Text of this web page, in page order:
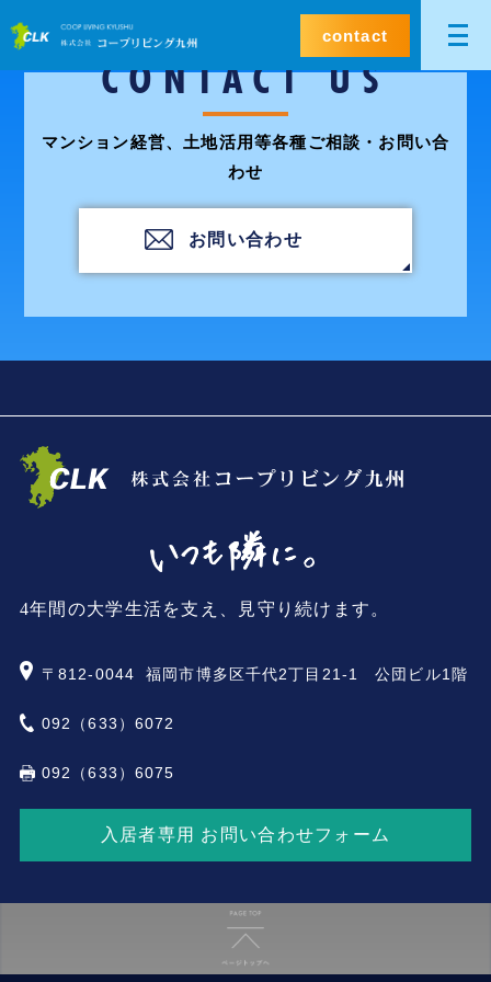
contact
CONTACT US
マンション経営、土地活用等各種ご相談・お問い合
わせ
お問い合わせ
4年間の大学生活を支え、見守り続けます。
〒812-0044 福岡市博多区千代2丁目21-1 公団ビル1階
092（633）6072
092（633）6075
入居者専用 お問い合わせフォーム